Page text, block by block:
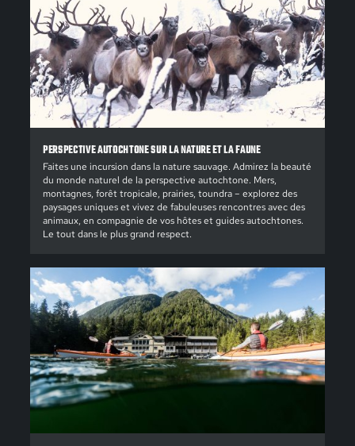
PERSPECTIVE AUTOCHTONE SUR LA NATURE ET LA FAUNE
Faites une incursion dans la nature sauvage. Admirez la beauté
du monde naturel de la perspective autochtone. Mers,
montagnes, forêt tropicale, prairies, toundra – explorez des
paysages uniques et vivez de fabuleuses rencontres avec des
animaux, en compagnie de vos hôtes et guides autochtones.
Le tout dans le plus grand respect.